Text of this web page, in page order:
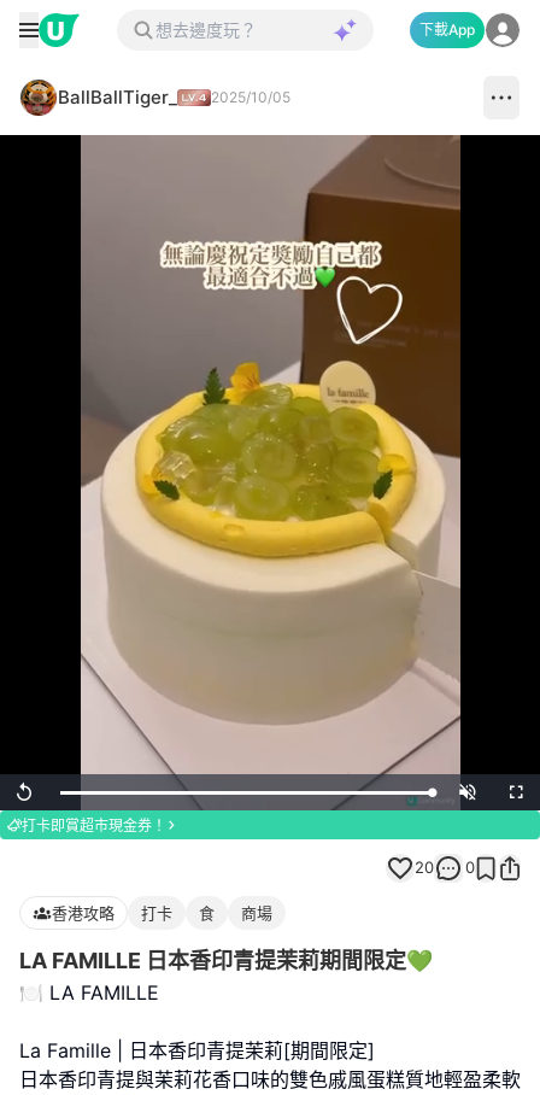
下載App
BallBallTiger_ 2025/10/05
Replay Loaded:
100.00%
Unmute
打卡即賞超市現金券！
20 0
香港攻略 打卡 食 商場
LA FAMILLE 日本香印青提茉莉期間限定💚
🍽️ LA FAMILLE
La Famille | 日本香印青提茉莉[期間限定]
日本香印青提與茉莉花香口味的雙色戚風蛋糕質地輕盈柔軟